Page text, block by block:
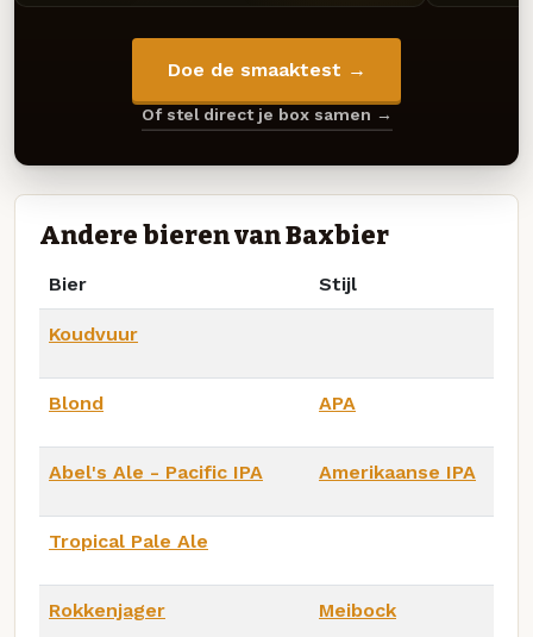
Doe de smaaktest →
Of stel direct je box samen →
Andere bieren van Baxbier
Bier Stijl
Koudvuur
Blond APA
Abel's Ale - Pacific IPA Amerikaanse IPA
Tropical Pale Ale
Rokkenjager Meibock